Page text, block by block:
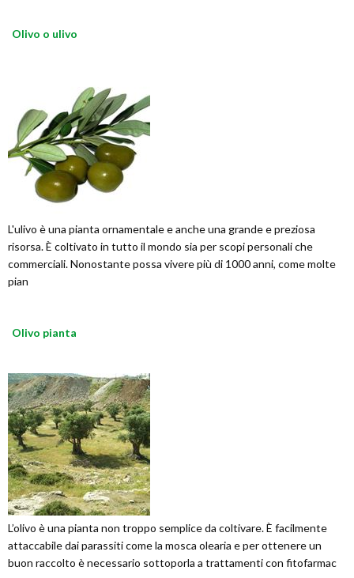
Olivo o ulivo
L'ulivo è una pianta ornamentale e anche una grande e preziosa
risorsa. È coltivato in tutto il mondo sia per scopi personali che
commerciali. Nonostante possa vivere più di 1000 anni, come molte
pian
Olivo pianta
L’olivo è una pianta non troppo semplice da coltivare. È facilmente
attaccabile dai parassiti come la mosca olearia e per ottenere un
buon raccolto è necessario sottoporla a trattamenti con fitofarmac